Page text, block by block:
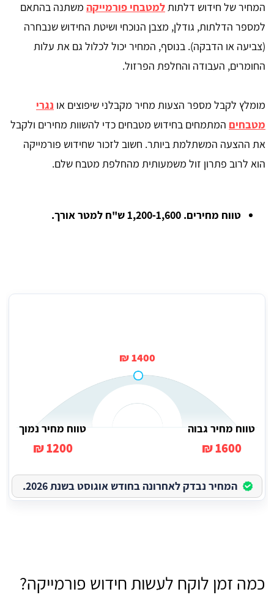
המחיר של חידוש דלתות למטבחי פורמייקה משתנה בהתאם
למספר הדלתות, גודלן, מצבן הנוכחי ושיטת החידוש שנבחרה
(צביעה או הדבקה). בנוסף, המחיר יכול לכלול גם את עלות
החומרים, העבודה והחלפת הפרזול.
מומלץ לקבל מספר הצעות מחיר מקבלני שיפוצים או נגרי
מטבחים המתמחים בחידוש מטבחים כדי להשוות מחירים ולקבל
את ההצעה המשתלמת ביותר. חשוב לזכור שחידוש פורמייקה
הוא לרוב פתרון זול משמעותית מהחלפת מטבח שלם.
טווח מחירים. 1,200-1,600 ש"ח למטר אורך.
1400 ₪
טווח מחיר גבוה
1600 ₪
טווח מחיר נמוך
1200 ₪
המחיר נבדק לאחרונה בחודש אוגוסט בשנת 2026.
כמה זמן לוקח לעשות חידוש פורמייקה?